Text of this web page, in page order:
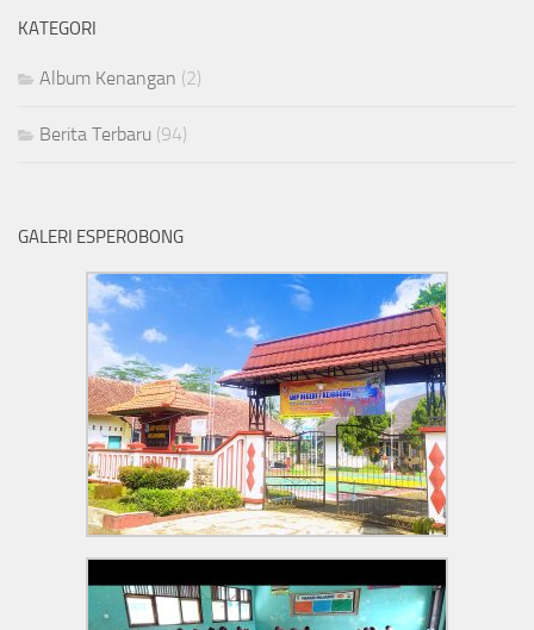
KATEGORI
Album Kenangan (2)
Berita Terbaru (94)
GALERI ESPEROBONG